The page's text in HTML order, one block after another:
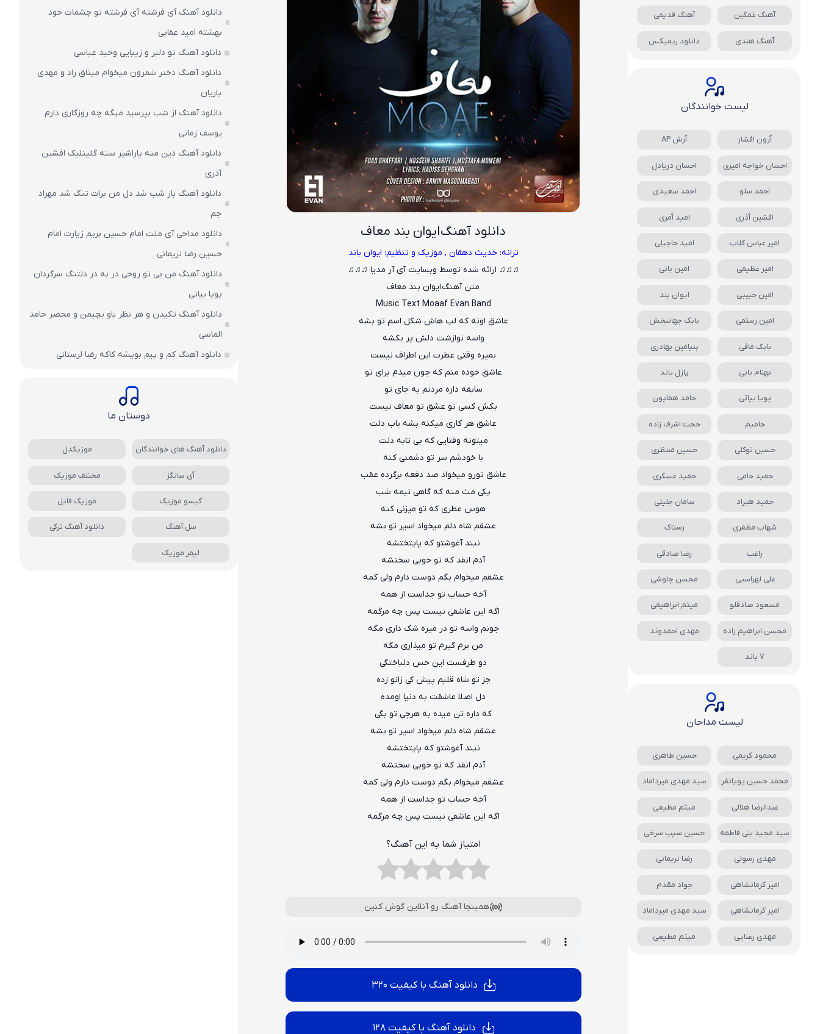
دانلود آهنگایوان بند معاف
ترانه: حدیث دهقان , موزیک و تنظیم: ایوان باند
♫♫♫ ارائه شده توسط وبسایت آی آر مدیا ♫♫♫
متن آهنگایوان بند معاف
Music Text Moaaf Evan Band
عاشق اونه که لب هاش شکل اسم تو بشه
واسه نوازشت دلش پر بکشه
بمیره وقتی عطرت این اطراف نیست
عاشق خوده منم که جون میدم برای تو
سابقه داره مردنم به جای تو
بکش کسی تو عشق تو معاف نیست
عاشق هر کاری میکنه بشه باب دلت
میتونه وقتایی که بی تابه دلت
با خودشم سر تو دشمنی کنه
عاشق تورو میخواد صد دفعه برگرده عقب
یکی مث منه که گاهی نیمه شب
هوس عطری که تو میزنی کنه
عشقم شاه دلم میخواد اسیر تو بشه
نبند آغوشتو که پایتختشه
آدم انقد که تو خوبی سختشه
عشقم میخوام بگم دوست دارم ولی کمه
آخه حساب تو جداست از همه
اگه این عاشقی نیست پس چه مرگمه
جونم واسه تو در میره شک داری مگه
من برم گیرم تو میذاری مگه
دو طرفست این حس دلباختگی
جز تو شاه قلبم پیش کی زانو زده
دل اصلا عاشقت به دنیا اومده
که داره تن میده به هرچی تو بگی
عشقم شاه دلم میخواد اسیر تو بشه
نبند آغوشتو که پایتختشه
آدم انقد که تو خوبی سختشه
عشقم میخوام بگم دوست دارم ولی کمه
آخه حساب تو جداست از همه
اگه این عاشقی نیست پس چه مرگمه
امتیاز شما به این آهنگ؟
همینجا آهنگ رو آنلاین گوش کنین
دانلود آهنگ با کیفیت 320
دانلود آهنگ با کیفیت 128
آهنگ غمگین آهنگ قدیمی
آهنگ هندی دانلود ریمیکس
لیست خوانندگان
آرون افشار آرش AP
احسان خواجه امیری احسان دریادل
احمد سلو احمد سعیدی
افشین آذری امید آمری
امیر عباس گلاب امید حاجیلی
امیر عظیمی امین بانی
امین حبیبی ایوان بند
امین رستمی بابک جهانبخش
بابک مافی بنیامین بهادری
بهنام بانی پازل باند
پویا بیاتی حامد همایون
حامیم حجت اشرف زاده
حسین توکلی حسین منتظری
حمید حامی حمید عسکری
حمید هیراد سامان جلیلی
شهاب مظفری رستاک
راغب رضا صادقی
علی لهراسبی محسن چاوشی
مسعود صادقلو میثم ابراهیمی
محسن ابراهیم زاده مهدی احمدوند
7 باند
لیست مداحان
محمود کریمی حسین طاهری
محمد حسین پویانفر سید مهدی میرداماد
عبدالرضا هلالی میثم مطیعی
سید مجید بنی فاطمه حسین سیب سرخی
مهدی رسولی رضا نریمانی
امیر کرمانشاهی جواد مقدم
امیر کرمانشاهی سید مهدی میرداماد
مهدی رعنایی میثم مطیعی
دانلود آهنگ آی فرشته آی فرشته تو چشمات خود
بهشته امید عقابی
دانلود آهنگ تو دلبر و زیبایی وحید عباسی
دانلود آهنگ دختر شمرون میخوام میثاق راد و مهدی
یاریان
دانلود آهنگ از شب بپرسید میگه چه روزگاری دارم
یوسف زمانی
دانلود آهنگ دین منه یاراشیر سنه گلینلیک افشین
آذری
دانلود آهنگ باز شب شد دل من برات تنگ شد مهراد
جم
دانلود مداحی آی ملت امام حسین بریم زیارت امام
حسین رضا نریمانی
دانلود آهنگ من بی تو روحی در به در دلتنگ سرگردان
پویا بیاتی
دانلود آهنگ تکیدن و هر نظر باو بچیمن و محضر حامد
الماسی
دانلود آهنگ کم و پیم بویشه کاکه رضا لرستانی
دوستان ما
دانلود آهنگ های خوانندگان موزیکدل
آی سانگز مختلف موزیک
گیسو موزیک موزیک فایل
سل آهنگ دانلود آهنگ ترکی
لیمر موزیک